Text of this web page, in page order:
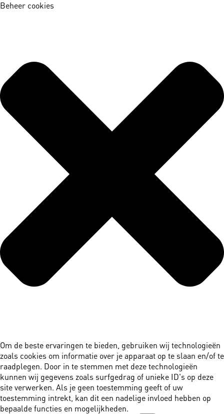
Beheer cookies
Om de beste ervaringen te bieden, gebruiken wij technologieën
zoals cookies om informatie over je apparaat op te slaan en/of te
raadplegen. Door in te stemmen met deze technologieën
kunnen wij gegevens zoals surfgedrag of unieke ID's op deze
site verwerken. Als je geen toestemming geeft of uw
toestemming intrekt, kan dit een nadelige invloed hebben op
bepaalde functies en mogelijkheden.